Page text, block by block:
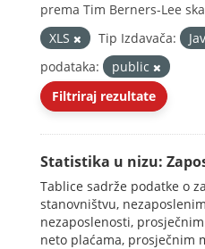
prema Tim Berners-Lee
XLS
Tip Izdavača:
podataka:
public
Filtriraj rezultate
Statistika u nizu:
Tablice sadrže podatke o
stanovništvu,
nezaposlenosti,
neto plaćama, prosječnim